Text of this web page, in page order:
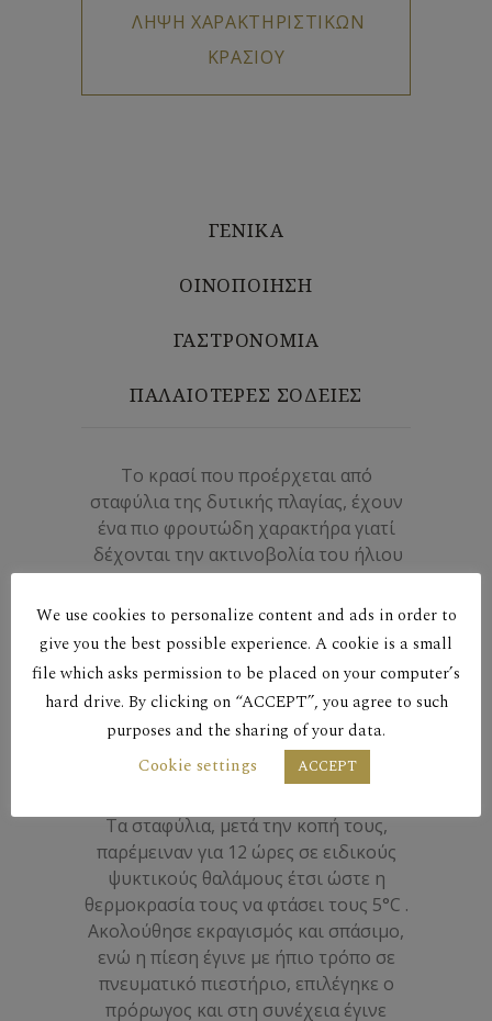
ΓΕΝΙΚΑ
ΟΙΝΟΠΟΙΗΣΗ
ΓΑΣΤΡΟΝΟΜΙΑ
ΠΑΛΑΙΟΤΕΡΕΣ ΣΟΔΕΙΕΣ
Το κρασί που προέρχεται από
σταφύλια της δυτικής πλαγίας, έχουν
ένα πιο φρουτώδη χαρακτήρα γιατί
δέχονται την ακτινοβολία του ήλιου
σε πιο ψηλές θερμοκρασίες. Διαυγές,
λεμονί χρώμα με πράσινες ανταύγες.
Πλούσια και σύνθετη μύτη, με
αρώματα εσπεριδοειδών, λεμόνι και
μήλο σμίγουν αρμονικά με αρώματα
λουλουδιών. Πλούσιο στόμα με
ισορροπημένη οξύτητα. Επιδέχεται
παλαίωση 3 τουλάχιστον χρόνων.
Τα σταφύλια, μετά την κοπή τους,
παρέμειναν για 12 ώρες σε ειδικούς
ψυκτικούς θαλάμους έτσι ώστε η
θερμοκρασία τους να φτάσει τους 5°C .
Ακολούθησε εκραγισμός και σπάσιμο,
ενώ η πίεση έγινε με ήπιο τρόπο σε
πνευματικό πιεστήριο, επιλέγηκε ο
πρόρωγος και στη συνέχεια έγινε
We use cookies to personalize content and ads in order to
give you the best possible experience. A cookie is a small
file which asks permission to be placed on your computer’s
hard drive. By clicking on “ACCEPT”, you agree to such
purposes and the sharing of your data.
Cookie settings
ACCEPT